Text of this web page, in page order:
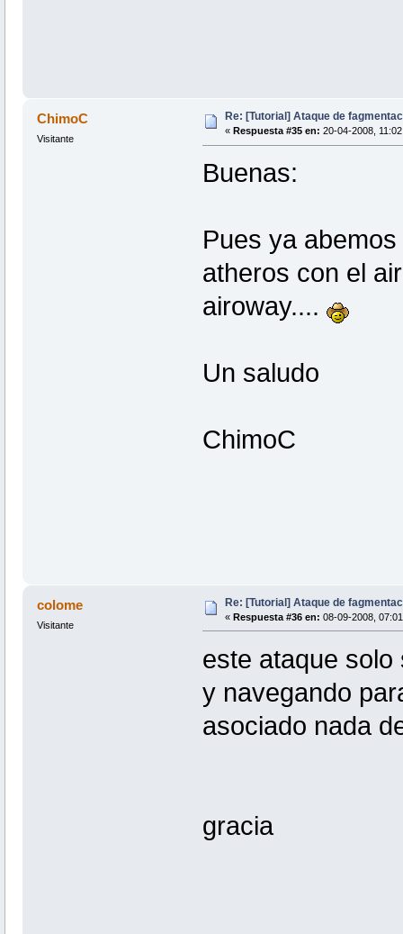
ChimoC
Visitante
Re: [Tutorial] Ataque de
« Respuesta #35 en: 20-04-2008,
Buenas:
Pues ya
atheros con el
airoway....
Un saludo
ChimoC
colome
Visitante
Re: [Tutorial] Ataque de
« Respuesta #36 en: 08-09-2008,
este ataque
y navegando
asociado nada
gracia